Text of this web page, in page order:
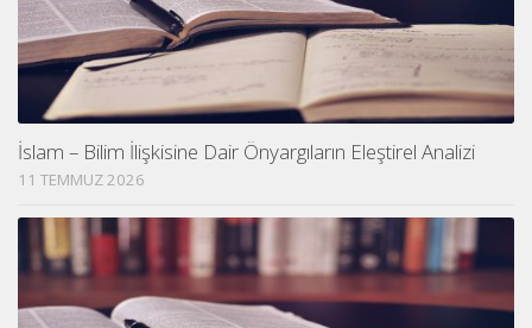
İslam – Bilim İlişkisine Dair Önyargıların Eleştirel Analizi
11 TEMMUZ 2026